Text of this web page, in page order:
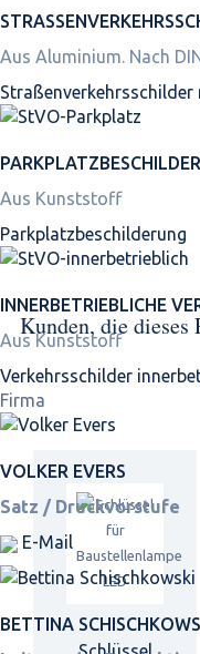
Aus Aluminium. Nach
Straßen­verkehrs­schilder
Aus Kunststoff
Parkplatz­beschilderung
INNER­BETRIEBLICHE
Aus Kunststoff
Verkehrsschilder
Firma
VOLKER EVERS
Satz / Druckvorstufe
E-Mail
BETTINA
Kunden, die dieses